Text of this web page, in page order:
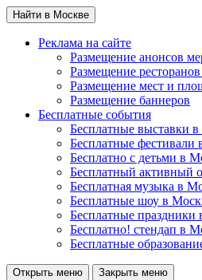
Найти в Москве
Реклама на сайте
Размещение анонсов
Размещение
Размещение мест и
Размещение баннеров
Бесплатные события
Бесплатные выставки
Бесплатные фестивали
Бесплатно с детьми в
Бесплатный активный
Бесплатная музыка в
Бесплатные шоу в
Бесплатные праздники
Бесплатно! стендап в
Бесплатные
Открыть меню Закрыть меню